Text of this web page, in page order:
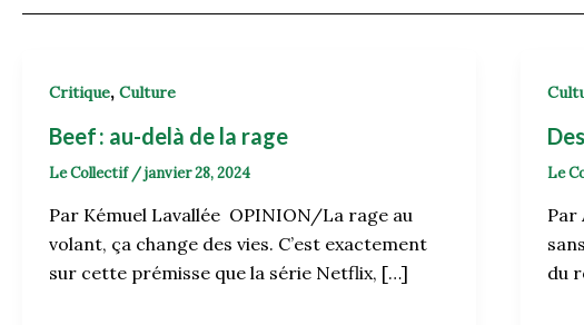
Critique, Culture
Beef : au-delà de la rage
Le Collectif /janvier 28, 2024
Par Kémuel Lavallée OPINION/La rage au
volant, ça change des vies. C’est exactement
sur cette prémisse que la série Netflix, […]
Le
Par
du